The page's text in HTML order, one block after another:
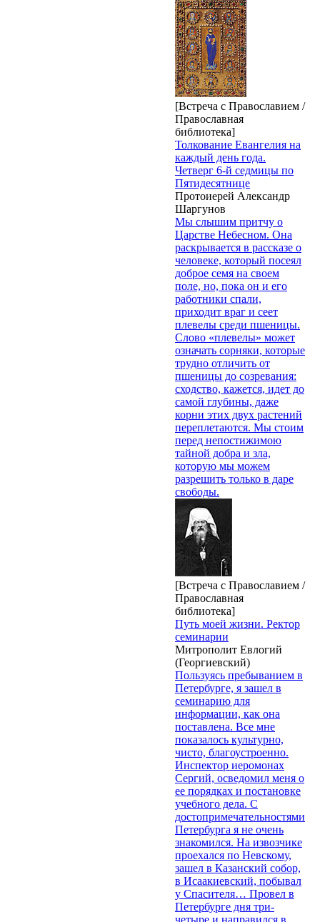
[Встреча с Православием /
Православная
библиотека]
Толкование Евангелия на
каждый день года.
Четверг 6-й седмицы по
Пятидесятнице
Протоиерей Александр
Шаргунов
Мы слышим притчу о
Царстве Небесном. Она
раскрывается в рассказе о
человеке, который посеял
доброе семя на своем
поле, но, пока он и его
работники спали,
приходит враг и сеет
плевелы среди пшеницы.
Слово «плевелы» может
означать сорняки, которые
трудно отличить от
пшеницы до созревания:
сходство, кажется, идет до
самой глубины, даже
корни этих двух растений
переплетаются. Мы стоим
перед непостижимою
тайной добра и зла,
которую мы можем
разрешить только в даре
свободы.
[Встреча с Православием /
Православная
библиотека]
Путь моей жизни. Ректор
семинарии
Митрополит Евлогий
(Георгиевский)
Пользуясь пребыванием в
Петербурге, я зашел в
семинарию для
информации, как она
поставлена. Все мне
показалось культурно,
чисто, благоустроенно.
Инспектор иеромонах
Сергий, осведомил меня о
ее порядках и постановке
учебного дела. С
достопримечательностями
Петербурга я не очень
знакомился. На извозчике
проехался по Невскому,
зашел в Казанский собор,
в Исаакиевский, побывал
у Спасителя… Провел в
Петербурге дня три-
четыре и направился в